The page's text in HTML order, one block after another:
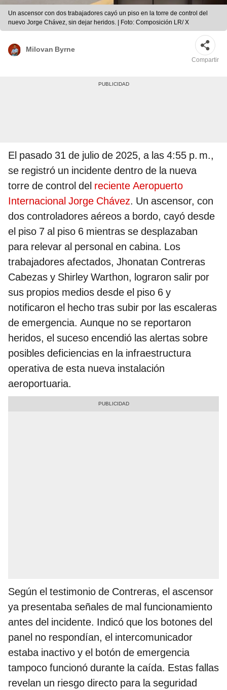
Un ascensor con dos trabajadores cayó un piso en la torre de control del
nuevo Jorge Chávez, sin dejar heridos. | Foto: Composición LR/ X
Milovan Byrne
Compartir
El pasado 31 de julio de 2025, a las 4:55 p. m.,
se registró un incidente dentro de la nueva
torre de control del reciente Aeropuerto
Internacional Jorge Chávez. Un ascensor, con
dos controladores aéreos a bordo, cayó desde
el piso 7 al piso 6 mientras se desplazaban
para relevar al personal en cabina. Los
trabajadores afectados, Jhonatan Contreras
Cabezas y Shirley Warthon, lograron salir por
sus propios medios desde el piso 6 y
notificaron el hecho tras subir por las escaleras
de emergencia. Aunque no se reportaron
heridos, el suceso encendió las alertas sobre
posibles deficiencias en la infraestructura
operativa de esta nueva instalación
aeroportuaria.
Según el testimonio de Contreras, el ascensor
ya presentaba señales de mal funcionamiento
antes del incidente. Indicó que los botones del
panel no respondían, el intercomunicador
estaba inactivo y el botón de emergencia
tampoco funcionó durante la caída. Estas fallas
revelan un riesgo directo para la seguridad